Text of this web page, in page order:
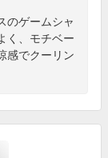
のゲームシャ
く、モチベー
感でクーリン